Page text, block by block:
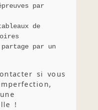
par
de
par un
si vous
!